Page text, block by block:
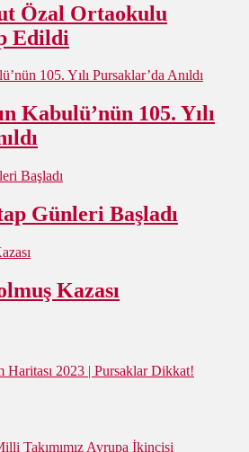
Özal Ortaokulu
Edildi
Kabulü’nün 105. Yılı
Günleri Başladı
Kazası